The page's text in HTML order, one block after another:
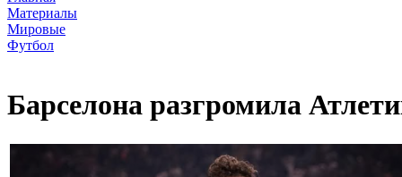
Материалы
Мировые
Футбол
Барселона разгромила